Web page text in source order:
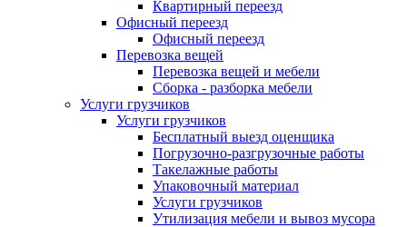
Квартирный переезд
Офисный переезд
Офисный переезд
Перевозка вещей
Перевозка вещей и мебели
Сборка - разборка мебели
Услуги грузчиков
Услуги грузчиков
Бесплатный выезд оценщика
Погрузочно-разгрузочные работы
Такелажные работы
Упаковочный материал
Услуги грузчиков
Утилизация мебели и вывоз мусора